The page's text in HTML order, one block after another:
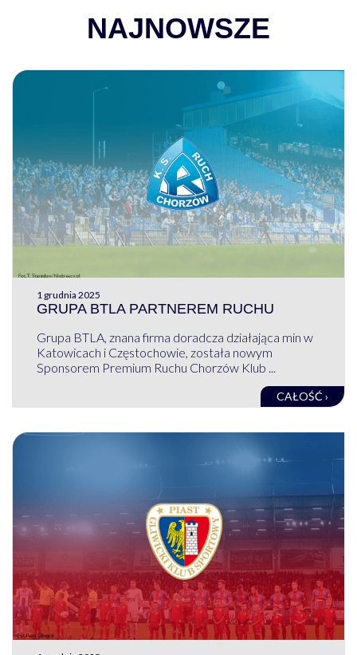
NAJNOWSZE
1 grudnia 2025
GRUPA BTLA PARTNEREM RUCHU
Grupa BTLA, znana firma doradcza działająca min w
Katowicach i Częstochowie, została nowym
Sponsorem Premium Ruchu Chorzów Klub ...
CAŁOŚĆ ›